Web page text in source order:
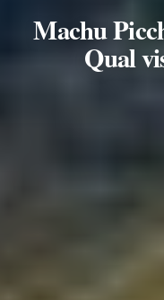
Machu
Qual